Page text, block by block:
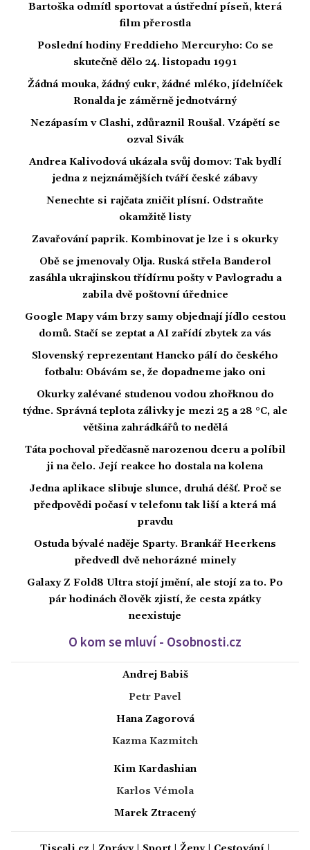
Bartoška odmítl sportovat a ústřední píseň, která
film přerostla
Poslední hodiny Freddieho Mercuryho: Co se
skutečně dělo 24. listopadu 1991
Žádná mouka, žádný cukr, žádné mléko, jídelníček
Ronalda je záměrně jednotvárný
Nezápasím v Clashi, zdůraznil Roušal. Vzápětí se
ozval Sivák
Andrea Kalivodová ukázala svůj domov: Tak bydlí
jedna z nejznámějších tváří české zábavy
Nenechte si rajčata zničit plísní. Odstraňte
okamžitě listy
Zavařování paprik. Kombinovat je lze i s okurky
Obě se jmenovaly Olja. Ruská střela Banderol
zasáhla ukrajinskou třídírnu pošty v Pavlogradu a
zabila dvě poštovní úřednice
Google Mapy vám brzy samy objednají jídlo cestou
domů. Stačí se zeptat a AI zařídí zbytek za vás
Slovenský reprezentant Hancko pálí do českého
fotbalu: Obávám se, že dopadneme jako oni
Okurky zalévané studenou vodou zhořknou do
týdne. Správná teplota zálivky je mezi 25 a 28 °C, ale
většina zahrádkářů to nedělá
Táta pochoval předčasně narozenou dceru a políbil
ji na čelo. Její reakce ho dostala na kolena
Jedna aplikace slibuje slunce, druhá déšť. Proč se
předpovědi počasí v telefonu tak liší a která má
pravdu
Ostuda bývalé naděje Sparty. Brankář Heerkens
předvedl dvě nehorázné minely
Galaxy Z Fold8 Ultra stojí jmění, ale stojí za to. Po
pár hodinách člověk zjistí, že cesta zpátky
neexistuje
O kom se mluví - Osobnosti.cz
Andrej Babiš
Petr Pavel
Hana Zagorová
Kazma Kazmitch
Kim Kardashian
Karlos Vémola
Marek Ztracený